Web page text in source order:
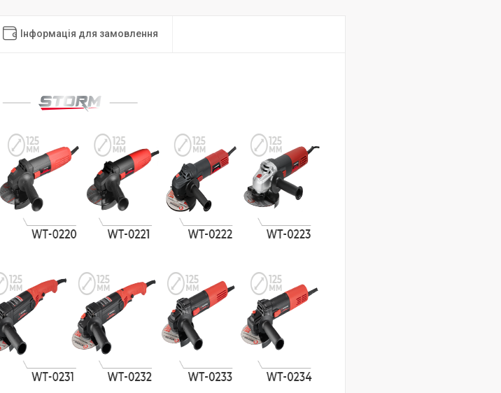
Інформація для замовлення